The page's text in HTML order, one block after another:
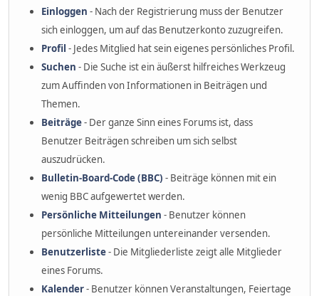
Einloggen - Nach der Registrierung muss der Benutzer
sich einloggen, um auf das Benutzerkonto zuzugreifen.
Profil - Jedes Mitglied hat sein eigenes persönliches Profil.
Suchen - Die Suche ist ein äußerst hilfreiches Werkzeug
zum Auffinden von Informationen in Beiträgen und
Themen.
Beiträge- Der ganze Sinn eines Forums ist, dass
Benutzer Beiträgen schreiben um sich selbst
auszudrücken.
Bulletin-Board-Code (BBC) - Beiträge können mit ein
wenig BBC aufgewertet werden.
Persönliche Mitteilungen - Benutzer können
persönliche Mitteilungen untereinander versenden.
Benutzerliste- Die Mitgliederliste zeigt alle Mitglieder
eines Forums.
Kalender- Benutzer können Veranstaltungen, Feiertage